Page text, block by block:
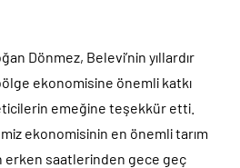
Dönmez, Belevi’nin yıllardır
ekonomisine önemli katkı
emeğine teşekkür etti.
ekonomisinin en önemli tarım
erken saatlerinden gece geç